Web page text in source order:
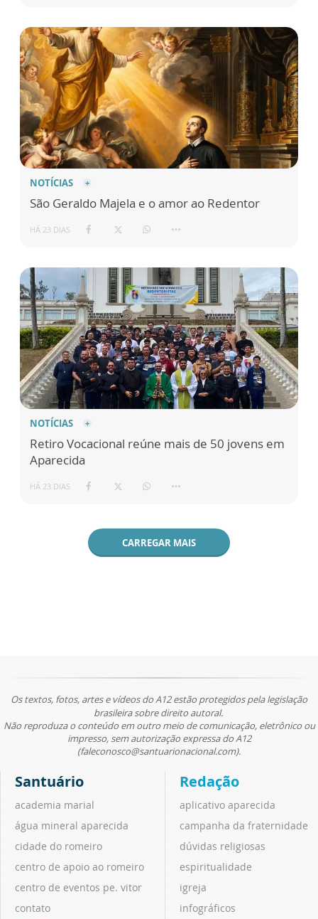
NOTÍCIAS
São Geraldo Majela e o amor ao Redentor
HÁ 23 DIAS
NOTÍCIAS
Retiro Vocacional reúne mais de 50 jovens em
Aparecida
HÁ 23 DIAS
CARREGAR MAIS
Os textos, fotos, artes e vídeos do A12 estão protegidos pela legislação
brasileira sobre direito autoral.
Não reproduza o conteúdo em outro meio de comunicação, eletrônico ou
impresso, sem autorização expressa do A12
(faleconosco@santuarionacional.com).
Santuário
academia marial
água mineral aparecida
cidade do romeiro
centro de apoio ao romeiro
centro de eventos pe. vitor
contato
Redação
aplicativo aparecida
campanha da fraternidade
dúvidas religiosas
espiritualidade
igreja
infográficos